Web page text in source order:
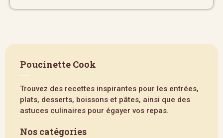
Poucinette Cook
Trouvez des recettes inspirantes pour les entrées,
plats, desserts, boissons et pâtes, ainsi que des
astuces culinaires pour égayer vos repas.
Nos catégories